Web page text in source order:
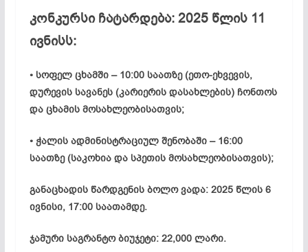
კონკურსი ჩატარდება: 2025 წლის 11
ივნისს:
• სოფელ ცხამში – 10:00 საათზე (ეთო-ეხვევის,
დურევის სავანეს (კარიერის დასახლების) ჩონთოს
და ცხამის მოსახლეობისათვის;
• ჭალის ადმინისტრაციულ შენობაში – 16:00
საათზე (საკოხია და სპეთის მოსახლეობისათვის);
განაცხადის წარდგენის ბოლო ვადა: 2025 წლის 6
ივნისი, 17:00 საათამდე.
ჯამური საგრანტო ბიუჯეტი: 22,000 ლარი.